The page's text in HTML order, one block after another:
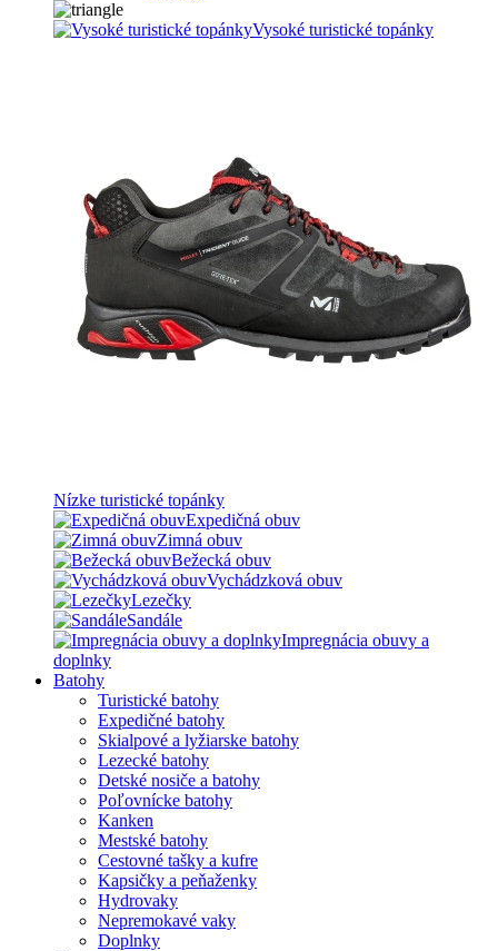
Vysoké turistické topánky
Nízke turistické topánky
Expedičná obuv
Zimná obuv
Bežecká obuv
Vychádzková obuv
Lezečky
Sandále
Impregnácia obuvy a
doplnky
Batohy
Turistické batohy
Expedičné batohy
Skialpové a lyžiarske batohy
Lezecké batohy
Detské nosiče a batohy
Poľovnícke batohy
Kanken
Mestské batohy
Cestovné tašky a kufre
Kapsičky a peňaženky
Hydrovaky
Nepremokavé vaky
Doplnky